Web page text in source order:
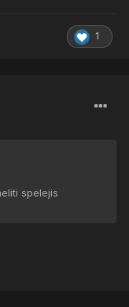
1
spelejis